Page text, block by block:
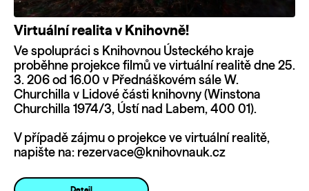
Virtuální realita v Knihovně!
Ve spolupráci s Knihovnou Ústeckého kraje
proběhne projekce filmů ve virtuální realitě dne 25.
3. 206 od 16.00 v Přednáškovém sále W.
Churchilla v Lidové části knihovny (Winstona
Churchilla 1974/3, Ústí nad Labem, 400 01).
V případě zájmu o projekce ve virtuální realitě,
napište na: rezervace@knihovnauk.cz